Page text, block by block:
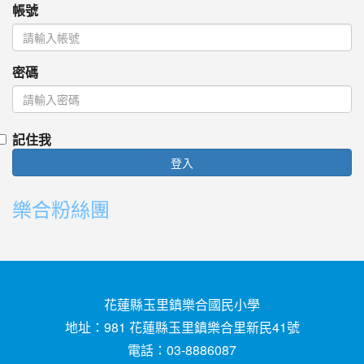
帳號
密碼
記住我
登入
樂合粉絲團
花蓮縣玉里鎮樂合國民小學
地址：981 花蓮縣玉里鎮樂合里新民41號
電話：03-8886087